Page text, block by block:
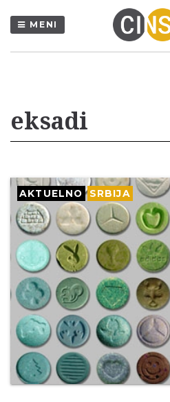
MENI
eksadi
AKTUELNO SRBIJA